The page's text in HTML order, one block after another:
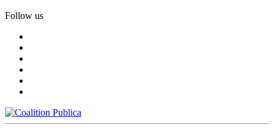
Follow us